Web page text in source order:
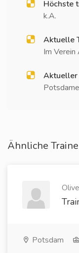
Höchste
k.A.
Aktuelle
Im
Aktueller
Ähnliche
Potsdam